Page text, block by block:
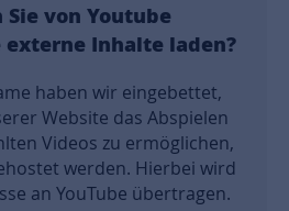
Sie von Youtube
Inhalte laden?
haben wir eingebettet,
Website das Abspielen
Videos zu ermöglichen,
werden. Hierbei wird
an YouTube übertragen.